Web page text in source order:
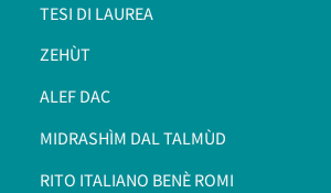
TESI DI LAUREA
ZEHÙT
ALEF DAC
MIDRASHÌM DAL TALMÙD
RITO ITALIANO BENÈ ROMI​